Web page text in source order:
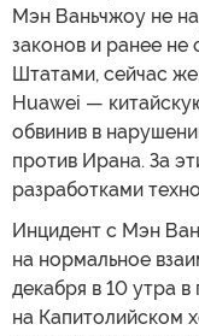
Мэн Ваньчжоу не
законов и ранее не
Штатами, сейчас
Huawei —
обвинив в
против Ирана. За
разработками
Инцидент с Мэн
на нормальное
декабря в 10 утра
на Капитолийском